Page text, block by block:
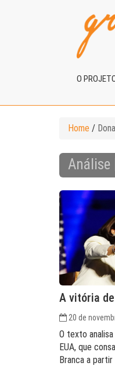
O
Home /
Análise |
A vitória
20 de
O texto
EUA, que
Branca a